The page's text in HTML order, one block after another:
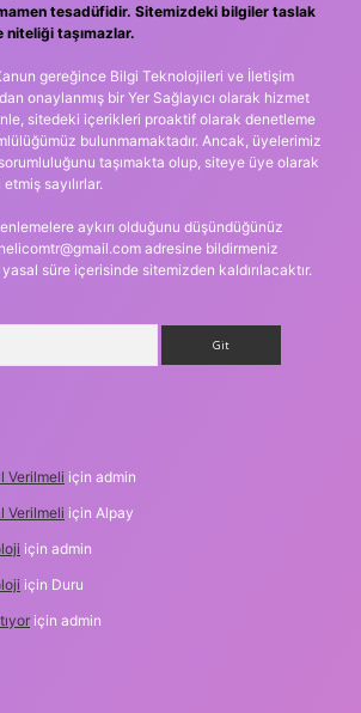
tesadüfidir. Sitemizdeki bilgiler taslak
taşımazlar.
gereğince Bilgi Teknolojileri ve İletişim
onaylanmış bir Yer Sağlayıcı olarak hizmet
sitedeki içerikleri proaktif olarak denetleme
bulunmamaktadır. Ancak, üyelerimiz
taşımakta olup, siteye üye olarak
sayılırlar.
aykırı olduğunu düşündüğünüz
adresine bildirmeniz
süre içerisinde sitemizden kaldırılacaktır.
Verilmeli için admin
Verilmeli için Alpay
için admin
için Duru
için admin